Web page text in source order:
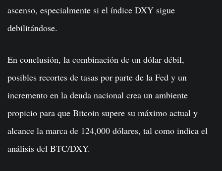
ascenso, especialmente si el índice DXY sigue
debilitándose.
En conclusión, la combinación de un dólar débil,
posibles recortes de tasas por parte de la Fed y un
incremento en la deuda nacional crea un ambiente
propicio para que Bitcoin supere su máximo actual y
alcance la marca de 124,000 dólares, tal como indica el
análisis del BTC/DXY.